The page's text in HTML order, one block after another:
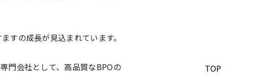
すの成長が見込まれています。
門会社として、高品質なBPOの
TOP